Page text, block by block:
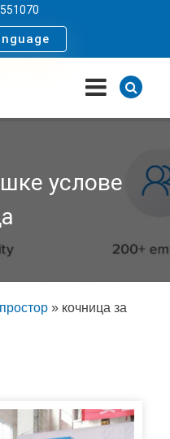
услове
» кочница за